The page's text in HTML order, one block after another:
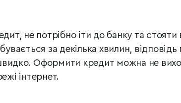
не потрібно іти до банку та стояти
за декілька хвилин, відповідь
Оформити кредит можна не
інтернет.